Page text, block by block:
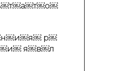
р￼
я￼в￼л